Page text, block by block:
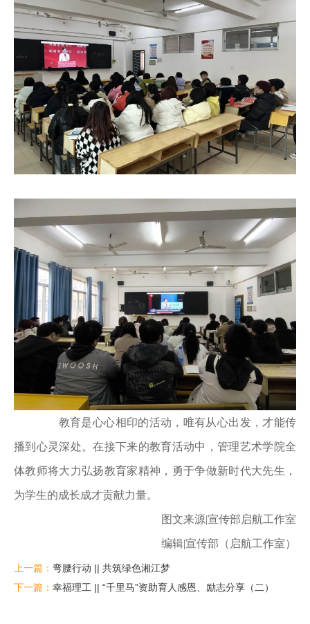
教育是心心相印的活动，唯有从心出发，才能传
播到心灵深处。在接下来的教育活动中，管理艺术学院全
体教师将大力弘扬教育家精神，勇于争做新时代大先生，
为学生的成长成才贡献力量。
图文来源|宣传部启航工作室
编辑|宣传部（启航工作室）
上一篇： 弯腰行动 || 共筑绿色湘江梦
下一篇： 幸福理工 || “千里马”资助育人感恩、励志分享（二）